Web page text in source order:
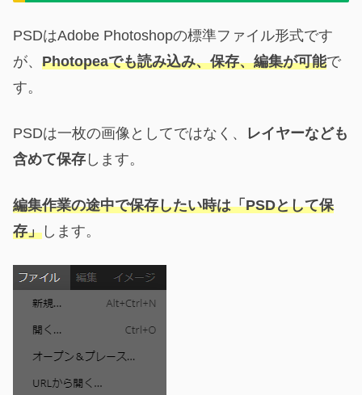
PSDはAdobe Photoshopの標準ファイル形式です
が、 Photopeaでも読み込み、保存、編集が可能で
す。
PSDは一枚の画像としてではなく、 レイヤーなども
含めて保存 します。
編集作業の途中で保存したい時は「PSDとして保
存」 します。